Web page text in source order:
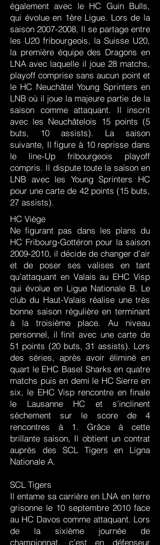
également avec le HC Guin Bulls,
qui évolue en 1ère Ligue. Lors de la
saison 2007-2008, Il se partage entre
les U20 fribourgeois, la Suisse U20,
la première équipe des Dragons en
LNA avec laquelle il joue 28 matchs,
playoff comprise sans aucun point et
le HC Neuchâtel Young Sprinters en
LNB où il joue la majeure partie de la
saison comme attaquant. Il inscrit
avec les Neuchâtelois 15 points (5
buts, 10 assists). La saison
suivante, Il figure à 10 reprisse dans
le line-Up fribourgeois playoff
compris. Il dispute toute la saison en
LNB avec les Young Sprinters HC
pour une carte de 42 points (15 buts,
27 assists).
HC Viège
Ne figurant pas dans les plans du
HC Fribourg-Gottéron pour la saison
2009-2010, il décide de changer d’air
et de poser ses valises en tant
qu’attaquant en Valais au EHC Visp
qui évolue en Ligue Nationale B. Le
club du Haut-Valais réalise une très
bonne saison régulière en terminant
à la troisième place. Au niveau
personnel, il finit avec une carte de
51 points (20 buts, 31 assists). Lors
des séries, après avoir éliminé en
quart le EHC Basel Sharks en quatre
matchs puis en demi le HC Sierre en
six, le EHC Visp rencontre en finale
le Lausanne HC et s’inclinent
sèchement sur le score de 4
rencontres à 1. Grâce à cette
brillante saison, Il obtient un contrat
auprès des SCL Tigers en Ligna
Nationale A.
SCL Tigers
Il entame sa carrière en LNA en terre
grisonne le 10 septembre 2010 face
au HC Davos comme attaquant. Lors
de la sixième journée de
championnat, c’est en défenseur